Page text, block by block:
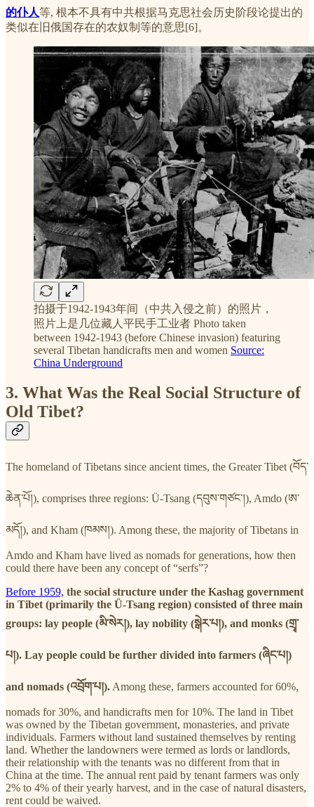
的仆人等, 根本不具有中共根据马克思社会历史阶段论提出的
类似在旧俄国存在的农奴制等的意思[6]。
拍摄于1942-1943年间（中共入侵之前）的照片，
照片上是几位藏人平民手工业者 Photo taken
between 1942-1943 (before Chinese invasion) featuring
several Tibetan handicrafts men and women Source:
China Underground
3. What Was the Real Social Structure of
Old Tibet?
The homeland of Tibetans since ancient times, the Greater Tibet (བོད་
ཆེན་པོ།), comprises three regions: Ü-Tsang (དབུས་གཙང་།), Amdo (ཨ་
མདོ།), and Kham (ཁམས།). Among these, the majority of Tibetans in
Amdo and Kham have lived as nomads for generations, how then
could there have been any concept of “serfs”?
Before 1959, the social structure under the Kashag government
in Tibet (primarily the Ü-Tsang region) consisted of three main
groups: lay people (མི་སེར།), lay nobility (སྒེར་པ།), and monks (གྲྭ་
པ།). Lay people could be further divided into farmers (ཞིང་པ།)
and nomads (འབྲོག་པ།). Among these, farmers accounted for 60%,
nomads for 30%, and handicrafts men for 10%. The land in Tibet
was owned by the Tibetan government, monasteries, and private
individuals. Farmers without land sustained themselves by renting
land. Whether the landowners were termed as lords or landlords,
their relationship with the tenants was no different from that in
China at the time. The annual rent paid by tenant farmers was only
2% to 4% of their yearly harvest, and in the case of natural disasters,
rent could be waived.